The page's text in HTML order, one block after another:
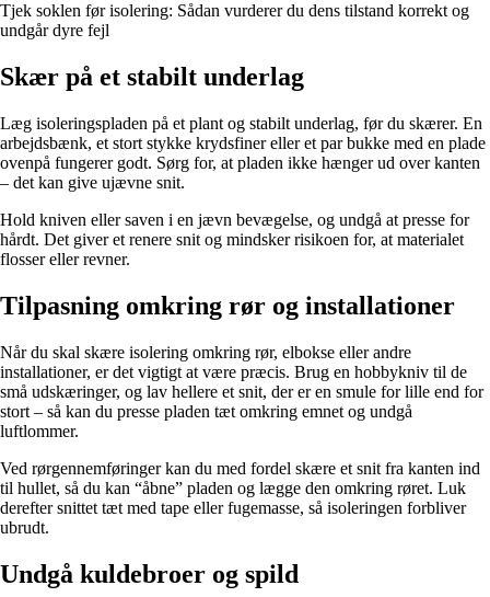
Tjek soklen før isolering: Sådan vurderer du dens tilstand korrekt og
undgår dyre fejl
Skær på et stabilt underlag
Læg isoleringspladen på et plant og stabilt underlag, før du skærer. En
arbejdsbænk, et stort stykke krydsfiner eller et par bukke med en plade
ovenpå fungerer godt. Sørg for, at pladen ikke hænger ud over kanten
– det kan give ujævne snit.
Hold kniven eller saven i en jævn bevægelse, og undgå at presse for
hårdt. Det giver et renere snit og mindsker risikoen for, at materialet
flosser eller revner.
Tilpasning omkring rør og installationer
Når du skal skære isolering omkring rør, elbokse eller andre
installationer, er det vigtigt at være præcis. Brug en hobbykniv til de
små udskæringer, og lav hellere et snit, der er en smule for lille end for
stort – så kan du presse pladen tæt omkring emnet og undgå
luftlommer.
Ved rørgennemføringer kan du med fordel skære et snit fra kanten ind
til hullet, så du kan “åbne” pladen og lægge den omkring røret. Luk
derefter snittet tæt med tape eller fugemasse, så isoleringen forbliver
ubrudt.
Undgå kuldebroer og spild